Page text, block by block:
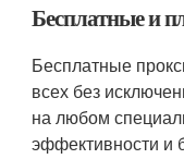
Бесплатные и
Бесплатные
всех без
на любом
эффективности и